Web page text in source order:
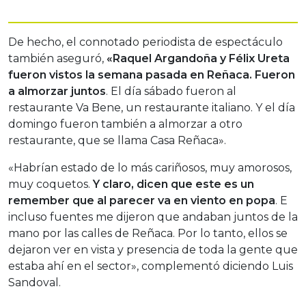
De hecho, el connotado periodista de espectáculo
también aseguró, «Raquel Argandoña y Félix Ureta
fueron vistos la semana pasada en Reñaca. Fueron
a almorzar juntos. El día sábado fueron al
restaurante Va Bene, un restaurante italiano. Y el día
domingo fueron también a almorzar a otro
restaurante, que se llama Casa Reñaca».
«Habrían estado de lo más cariñosos, muy amorosos,
muy coquetos.Y claro, dicen que este es un
remember que al parecer va en viento en popa. E
incluso fuentes me dijeron que andaban juntos de la
mano por las calles de Reñaca. Por lo tanto, ellos se
dejaron ver en vista y presencia de toda la gente que
estaba ahí en el sector», complementó diciendo Luis
Sandoval.